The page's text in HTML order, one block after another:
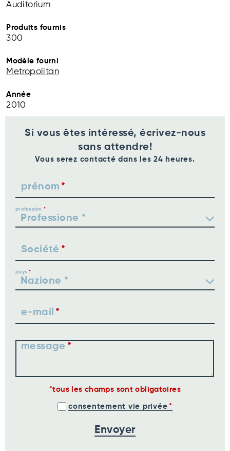
Auditorium
Produits fournis
300
Modèle fourni
Metropolitan
Année
2010
Si vous êtes intéressé, écrivez-nous
sans attendre!
Vous serez contacté dans les 24 heures.
prénom
profession
Société
pays
e-mail
message
tous les champs sont obligatoires
consentement vie privée